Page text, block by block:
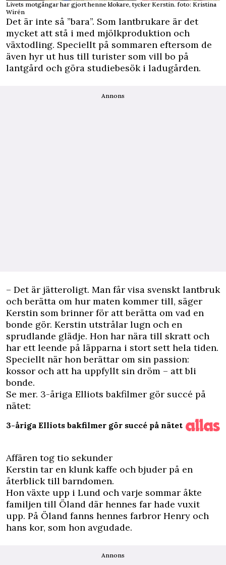
Livets motgångar har gjort henne klokare, tycker Kerstin. foto: Kristina
Wirén
Det är inte så ”bara”. Som lantbrukare är det
mycket att stå i med mjölkproduktion och
växtodling. Speciellt på sommaren eftersom de
även hyr ut hus till turister som vill bo på
lantgård och göra studiebesök i ladugården.
Annons
– Det är jätteroligt. Man får visa svenskt lantbruk
och berätta om hur maten kommer till, säger
Kerstin som brinner för att berätta om vad en
bonde gör. Kerstin utstrålar lugn och en
sprudlande glädje. Hon har nära till skratt och
har ett leende på läpparna i stort sett hela tiden.
Speciellt när hon berättar om sin passion:
kossor och att ha uppfyllt sin dröm – att bli
bonde.
Se mer. 3-åriga Elliots bakfilmer gör succé på
nätet:
3-åriga Elliots bakfilmer gör succé på nätet
Affären tog tio sekunder
Kerstin tar en klunk kaffe och bjuder på en
återblick till barndomen.
Hon växte upp i Lund och varje sommar åkte
familjen till Öland där hennes far hade vuxit
upp. På Öland fanns hennes farbror Henry och
hans kor, som hon avgudade.
Annons